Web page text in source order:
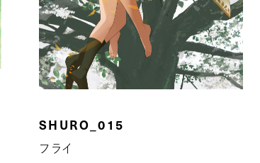
SHURO_015
フライ